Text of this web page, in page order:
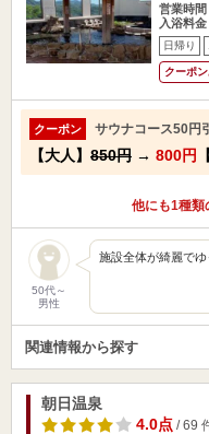
営業時
入浴料
日帰り
クーポン
クーポン サウナコース50円
【大人】 850円 → 800円
他にも1種類
50代～
男性
施設全体が綺麗でゆ
関連情報から探す
朝日温泉
4.0点/ 69